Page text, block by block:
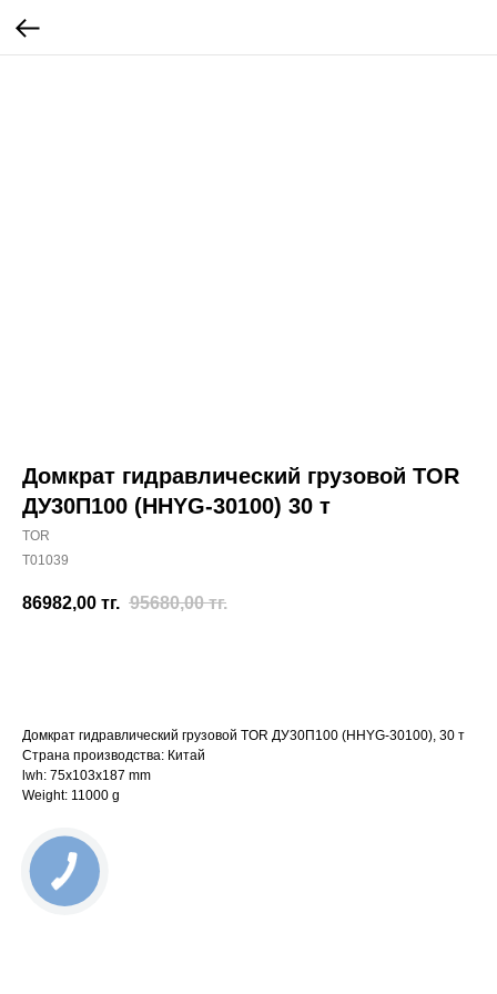
Домкрат гидравлический грузовой TOR
ДУ30П100 (HHYG-30100) 30 т
TOR
T01039
86982,00 тг. 95680,00 тг.
Домкрат гидравлический грузовой TOR ДУ30П100 (HHYG-30100), 30 т
Страна производства: Китай
lwh: 75x103x187 mm
Weight: 11000 g